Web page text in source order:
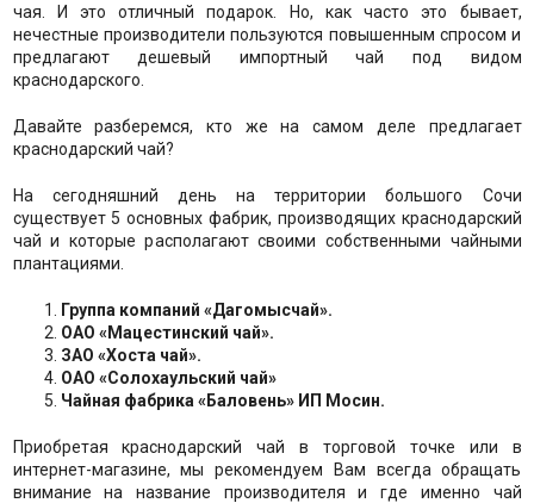
чая. И это отличный подарок. Но, как часто это бывает,
нечестные производители пользуются повышенным спросом и
предлагают дешевый импортный чай под видом
краснодарского.
Давайте разберемся, кто же на самом деле предлагает
краснодарский чай?
На сегодняшний день на территории большого Сочи
существует 5 основных фабрик, производящих краснодарский
чай и которые располагают своими собственными чайными
плантациями.
Группа компаний «Дагомысчай».
ОАО «Мацестинский чай».
ЗАО «Хоста чай».
ОАО «Солохаульский чай»
Чайная фабрика «Баловень» ИП Мосин.
Приобретая краснодарский чай в торговой точке или в
интернет-магазине, мы рекомендуем Вам всегда обращать
внимание на название производителя и где именно чай